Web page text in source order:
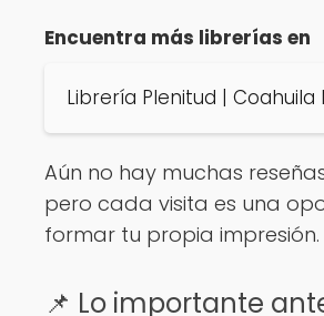
Encuentra más librerías en
Librería Plenitud | Coahuila
Aún no hay muchas
pero cada visita es una
formar tu propia impresión.
📌 Lo importante